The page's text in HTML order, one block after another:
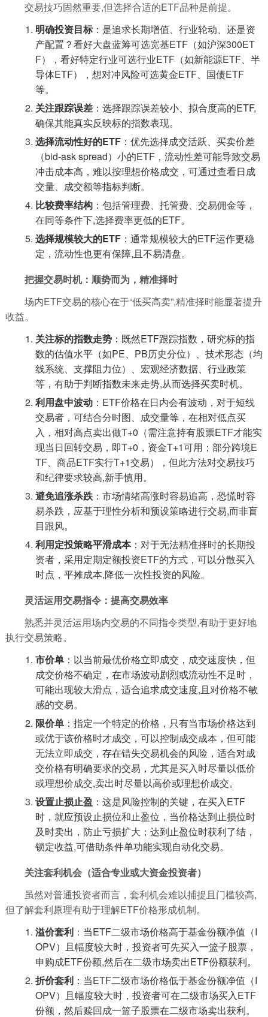
交易技巧固然重要,但选择合适的ETF品种是前提。
明确投资目标：是追求长期增值、行业轮动、还是资
产配置？看好大盘蓝筹可选宽基ETF（如沪深300ET
F），看好特定行业可选行业ETF（如新能源ETF、半
导体ETF），想对冲风险可选黄金ETF、国债ETF
等。
关注跟踪误差：选择跟踪误差较小、拟合度高的ETF,
确保其能真实反映标的指数表现。
选择流动性好的ETF：优先选择成交活跃、买卖价差
（bid-ask spread）小的ETF，流动性差可能导致交易
冲击成本高，难以按理想价格成交，可通过查看日成
交量、成交额等指标判断。
比较费率结构：包括管理费、托管费、交易佣金等，
在同等条件下,选择费率更低的ETF。
选择规模较大的ETF：通常规模较大的ETF运作更稳
定，流动性也更有保障,且不易清盘。
把握交易时机：顺势而为，精准择时
场内ETF交易的核心在于“低买高卖”,精准择时能显著提升
收益。
关注标的指数走势：既然ETF跟踪指数，研究标的指
数的估值水平（如PE、PB历史分位）、技术形态（均
线系统、支撑阻力位）、宏观经济数据、行业政策
等，有助于判断指数未来走势,从而选择买卖时机。
利用盘中波动：ETF价格在日内会有波动，对于短线
交易者，可结合分时图、成交量等，在相对低点买
入，相对高点卖出做T+0（需注意持有股票ETF才能实
现当日回转交易，即T+0，资金T+1可用；部分跨境E
TF、商品ETF实行T+1交易），但此方法对交易技巧
和纪律要求较高,新手慎用。
避免追涨杀跌：市场情绪高涨时容易追高，恐慌时容
易杀跌，应基于理性分析和预设策略进行交易,而非盲
目跟风。
利用定投策略平滑成本：对于无法精准择时的长期投
资者，采用定期定额投资ETF的方式，可以分散买入
时点，平摊成本,降低一次性投资的风险。
灵活运用交易指令：提高交易效率
熟悉并灵活运用场内交易的不同指令类型,有助于更好地
执行交易策略。
市价单：以当前最优价格立即成交，成交速度快，但
成交价格不确定，在市场波动剧烈或流动性不足时，
可能出现较大滑点，适合追求成交速度,且对价格不敏
感的交易。
限价单：指定一个特定的价格，只有当市场价格达到
或优于该价格时才成交，可以控制成交成本，但可能
无法立即成交，存在错失交易机会的风险，适合对成
交价格有明确要求的交易，尤其是买入时尽量以低价
或理想价成交,卖出时尽量以高价或理想价成交。
设置止损止盈 ：这是风险控制的关键，在买入ETF
时，就应预设止损位和止盈位，当价格达到止损位时
及时卖出，防止亏损扩大；达到止盈位时获利了结，
锁定收益,可借助条件单功能实现自动化交易。
关注套利机会（适合专业或大资金投资者）
虽然对普通投资者而言，套利机会难以捕捉且门槛较高,
但了解套利原理有助于理解ETF价格形成机制。
溢价套利：当ETF二级市场价格高于基金份额净值（I
OPV）且幅度较大时，投资者可先买入一篮子股票，
申购成ETF份额,然后在二级市场卖出ETF份额获利。
折价套利：当ETF二级市场价格低于基金份额净值（I
OPV）且幅度较大时，投资者可在二级市场买入ETF
份额，然后赎回成一篮子股票在二级市场卖出获利。